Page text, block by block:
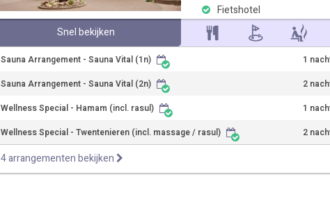
Fietshotel
Snel bekijken
Sauna Arrangement - Sauna Vital (1n) 1
Sauna Arrangement - Sauna Vital (2n)
2
Wellness Special - Hamam (incl. rasul)
1
Wellness Special - Twentenieren (incl. massage / rasul)
2
4 arrangementen bekijken